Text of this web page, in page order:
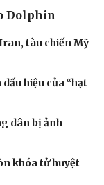
Dolphin
tàu chiến Mỹ
hiệu của “hạt
dân bị ảnh
khóa tử huyệt